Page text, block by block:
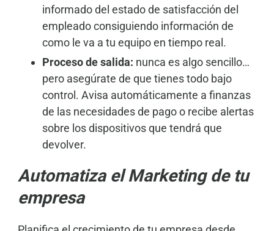
informado del estado de satisfacción del
empleado consiguiendo información de
como le va a tu equipo en tiempo real.
Proceso de salida: nunca es algo sencillo…
pero asegúrate de que tienes todo bajo
control. Avisa automáticamente a finanzas
de las necesidades de pago o recibe alertas
sobre los dispositivos que tendrá que
devolver.
Automatiza el Marketing de tu
empresa